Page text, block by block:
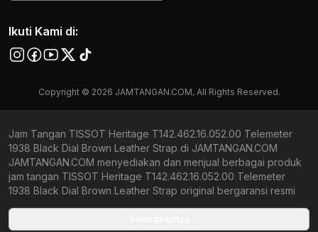
Ikuti Kami di:
Copyright © 2026 JAMTANGAN.COM, All Rights Reserved.
Jam Tangan TISSOT Heritage T142.462.16.052.00 Telemeter
1938 Black Dial Brown Leather Strap di JAMTANGAN.COM
JAMTANGAN.COM menyediakan dan menjual berbagai produk
jam tangan TISSOT Heritage T142.462.16.052.00 Telemeter
1938 Black Dial Brown Leather Strap original bergaransi resmi